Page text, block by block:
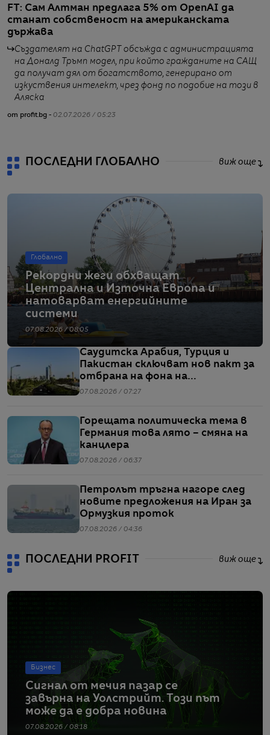
FT: Сам Алтман предлага 5% от OpenAI да
станат собственост на американската
държава
Създателят на ChatGPT обсъжда с администрацията
на Доналд Тръмп модел, при който гражданите на САЩ
да получат дял от богатството, генерирано от
изкуствения интелект, чрез фонд по подобие на този в
Аляска
от profit.bg - 02.07.2026 / 05:23
ПОСЛЕДНИ ГЛОБАЛНО виж още
Глобално
Рекордни жеги обхващат
Централна и Източна Европа и
натоварват енергийните
системи
07.08.2026 / 08:05
Саудитска Арабия, Турция и
Пакистан сключват нов пакт за
отбрана на фона на
напрежението между САЩ и Иран
07.08.2026 / 07:27
Горещата политическа тема в
Германия това лято – смяна на
канцлера
07.08.2026 / 06:37
Петролът тръгна нагоре след
новите предложения на Иран за
Ормузкия проток
07.08.2026 / 04:36
ПОСЛЕДНИ PROFIT виж още
Бизнес
Сигнал от мечия пазар се
завърна на Уолстрийт. Този път
може да е добра новина
07.08.2026 / 08:18